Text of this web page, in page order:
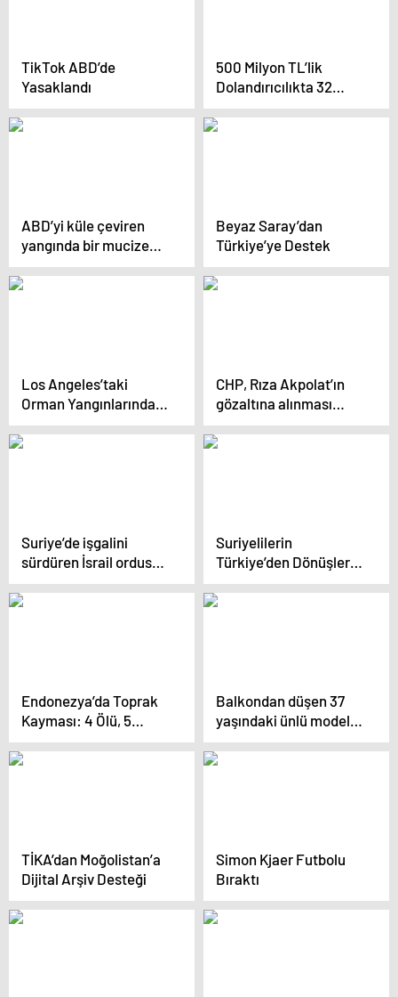
TikTok ABD’de
Yasaklandı
500 Milyon TL’lik
Dolandırıcılıkta 32
Tutuklama
ABD’yi küle çeviren
yangında bir mucize
daha! Görenler
inanamadı
Beyaz Saray’dan
Türkiye’ye Destek
Los Angeles’taki
Orman Yangınlarında
Can Kaybı 25’e Yükseldi
CHP, Rıza Akpolat’ın
gözaltına alınması
sonrasında Beşiktaş’ta
toplanıyor
Suriye’de işgalini
sürdüren İsrail ordusu,
başkent Şam’ın 20
kilometre yakınına
Suriyelilerin
Türkiye’den Dönüşleri
Devam Ediyor
Endonezya’da Toprak
Kayması: 4 Ölü, 5
Yaralı
Balkondan düşen 37
yaşındaki ünlü model
ve DJ hayatını kaybetti
TİKA’dan Moğolistan’a
Dijital Arşiv Desteği
Simon Kjaer Futbolu
Bıraktı